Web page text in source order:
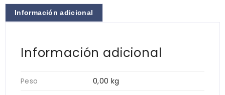
Información adicional
Información adicional
Peso 0,00 kg